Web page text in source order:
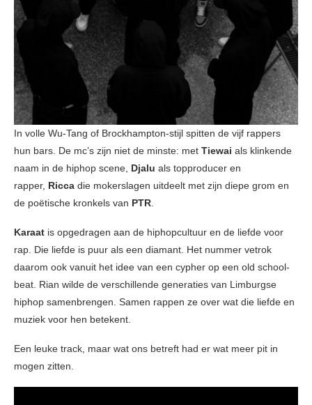
In volle Wu-Tang of Brockhampton-stijl spitten de vijf rappers
hun bars. De mc’s zijn niet de minste: met Tiewai als klinkende
naam in de hiphop scene, Djalu als topproducer en
rapper, Ricca die mokerslagen uitdeelt met zijn diepe grom en
de poëtische kronkels van PTR.
Karaat is opgedragen aan de hiphopcultuur en de liefde voor
rap. Die liefde is puur als een diamant. Het nummer vetrok
daarom ook vanuit het idee van een cypher op een old school-
beat. Rian wilde de verschillende generaties van Limburgse
hiphop samenbrengen. Samen rappen ze over wat die liefde en
muziek voor hen betekent.
Een leuke track, maar wat ons betreft had er wat meer pit in
mogen zitten.